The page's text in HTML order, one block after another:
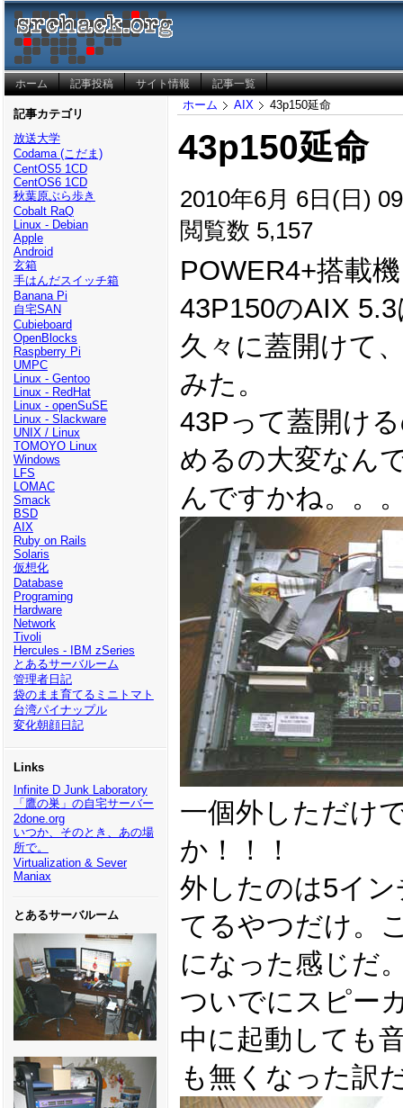
ホーム 記事投稿 サイト情報 記事一覧
記事カテゴリ
放送大学
Codama (こだま)
CentOS5 1CD
CentOS6 1CD
秋葉原ぶら歩き
Cobalt RaQ
Linux - Debian
Apple
Android
玄箱
手はんだスイッチ箱
Banana Pi
自宅SAN
Cubieboard
OpenBlocks
Raspberry Pi
UMPC
Linux - Gentoo
Linux - RedHat
Linux - openSuSE
Linux - Slackware
UNIX / Linux
TOMOYO Linux
Windows
LFS
LOMAC
Smack
BSD
AIX
Ruby on Rails
Solaris
仮想化
Database
Programing
Hardware
Network
Tivoli
Hercules - IBM zSeries
とあるサーバルーム
管理者日記
袋のまま育てるミニトマト
台湾パイナップル
変化朝顔日記
Links
Infinite D Junk Laboratory
「鷹の巣」の自宅サーバー
2done.org
いつか、そのとき、あの場
所で。
Virtualization & Sever
Maniax
とあるサーバルーム
ホーム AIX 43p150延命
43p150延命
2010年6月 6日(日)
閲覧数 5,157
POWER4+搭載
43P150のAIX
久々に蓋開けて
みた。
43Pって蓋開け
めるの大変なん
んですかね。。
一個外しただけ
か！！！
外したのは5イ
てるやつだけ。
になった感じだ
ついでにスピー
中に起動しても
も無くなった訳